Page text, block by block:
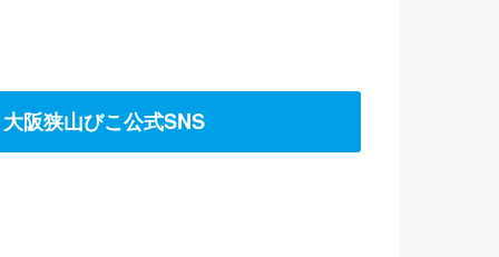
大阪狭山びこ公式SNS